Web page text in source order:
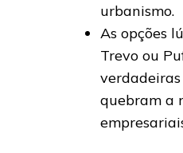
urbanismo.
As opções
Trevo ou
quebram a